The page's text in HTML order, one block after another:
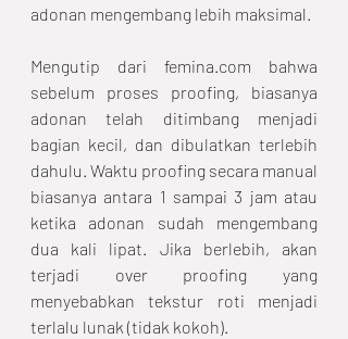
adonan mengembang lebih maksimal.
Mengutip dari femina.com bahwa
sebelum proses proofing, biasanya
adonan telah ditimbang menjadi
bagian kecil, dan dibulatkan terlebih
dahulu. Waktu proofing secara manual
biasanya antara 1 sampai 3 jam atau
ketika adonan sudah mengembang
dua kali lipat. Jika berlebih, akan
terjadi over proofing yang
menyebabkan tekstur roti menjadi
terlalu lunak (tidak kokoh).